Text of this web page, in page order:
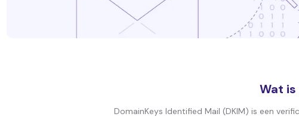
Wat is
DomainKeys Identified Mail (DKIM) is een